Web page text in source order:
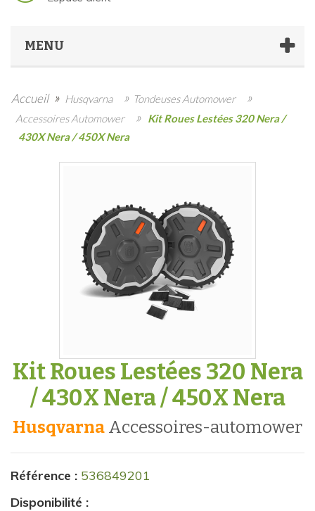
MENU
Accueil » Husqvarna » Tondeuses Automower »
Accessoires Automower » Kit Roues Lestées 320 Nera /
430X Nera / 450X Nera
Kit Roues Lestées 320 Nera
/ 430X Nera / 450X Nera
Husqvarna accessoires-automower
Référence : 536849201
Disponibilité :